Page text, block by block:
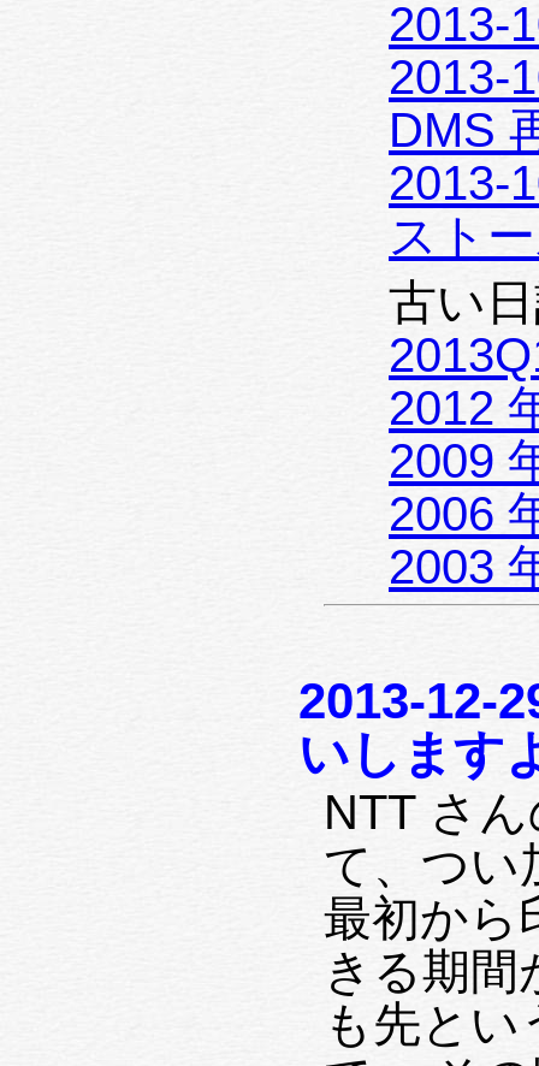
2013-10-
DMS
2013-10-
スト
古い
2012
2009
2006
2003
2013-12-
いします
NTT さ
て、つい加
最初から印象
きる期間
も先と